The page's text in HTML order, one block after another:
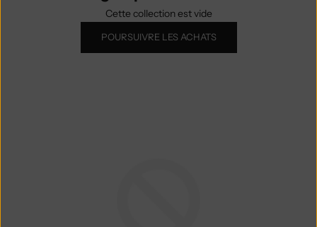
Cette collection est vide
POURSUIVRE LES ACHATS